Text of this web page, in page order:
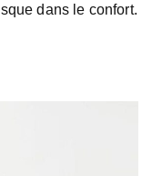
dans le confort.